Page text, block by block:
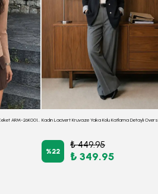
Kadın Bej Erkek Yaka Kare Cepli Crop Ceket ARM-26K001026
%22
₺ 449.95
₺ 349.95